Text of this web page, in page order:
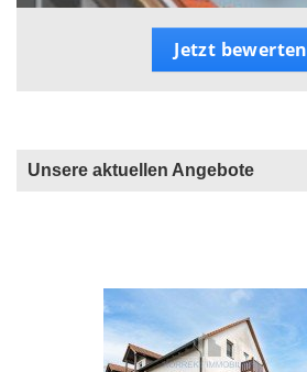
Jetzt bewerten
Unsere aktuellen Angebote